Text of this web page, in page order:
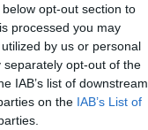
opt-out section to
processed you may
by us or personal
opt-out of the
IAB’s list of downstream
on the IAB’s List of